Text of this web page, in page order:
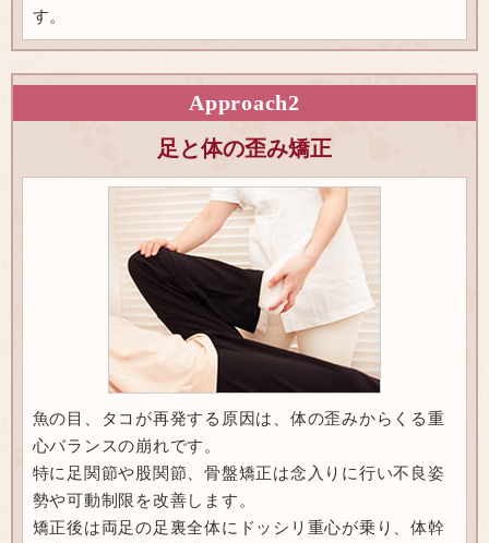
す。
Approach2
足と体の歪み矯正
魚の目、タコが再発する原因は、体の歪みからくる重
心バランスの崩れです。
特に足関節や股関節、骨盤矯正は念入りに行い不良姿
勢や可動制限を改善します。
矯正後は両足の足裏全体にドッシリ重心が乗り、体幹